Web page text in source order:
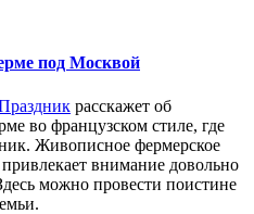
под Москвой
расскажет об
во французском стиле, где
Живописное фермерское
внимание довольно
можно провести поистине